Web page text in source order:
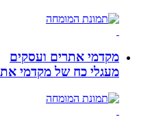
מקדמי אתרים ועסקים
מעגלי כח של מקדמי